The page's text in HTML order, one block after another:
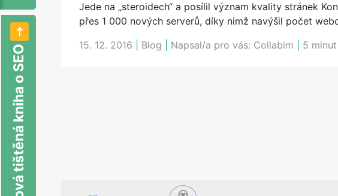
Nová tištěná kniha o SEO
Jede na „steroidech“ a posílil význam kvality stránek
přes 1 000 nových serverů, díky nimž navýšil počet
15. 12. 2016
Blog Napsal/a pro vás: Collabim 5